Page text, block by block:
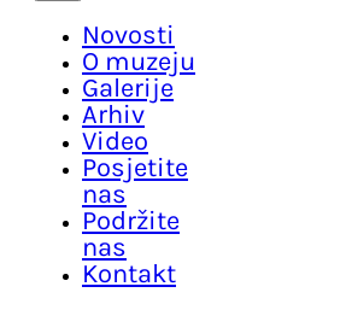
Novosti
O muzeju
Galerije
Arhiv
Video
Posjetite
nas
Podržite
nas
Kontakt